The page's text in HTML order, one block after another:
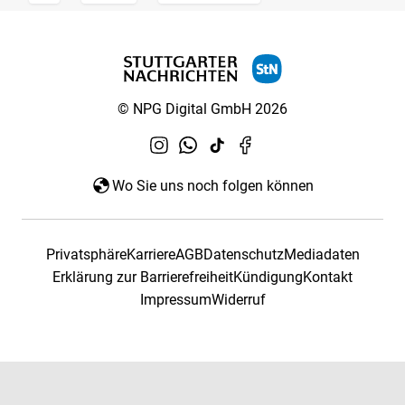
© NPG Digital GmbH 2026
Wo Sie uns noch folgen können
PrivatsphäreKarriereAGBDatenschutzMediadaten
Erklärung zur BarrierefreiheitKündigungKontakt
ImpressumWiderruf